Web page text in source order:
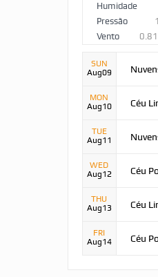
Humidade
Pressão
Vento
SUN
Aug09
MON
Aug10
Céu
TUE
Aug11
WED
Aug12
Céu
THU
Aug13
Céu
FRI
Aug14
Céu